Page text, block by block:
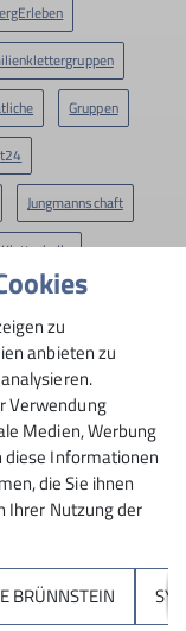
Gruppen
Jungmannschaft
Kletterhalle
News
STG
Veronika
zu
anbieten zu
Verwendung
Medien, Werbung
diese Informationen
die Sie ihnen
Ihrer Nutzung der
BRÜNNSTEIN